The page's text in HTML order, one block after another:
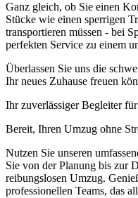
Ganz gleich, ob Sie einen
Stücke wie einen sperrigen
transportieren müssen - bei
perfekten Service zu einem
Überlassen Sie uns die
Ihr neues Zuhause freuen
Ihr zuverlässiger Begleiter
Bereit, Ihren Umzug ohne
Nutzen Sie unseren
Sie von der Planung bis zur
reibungslosen Umzug.
professionellen Teams, das